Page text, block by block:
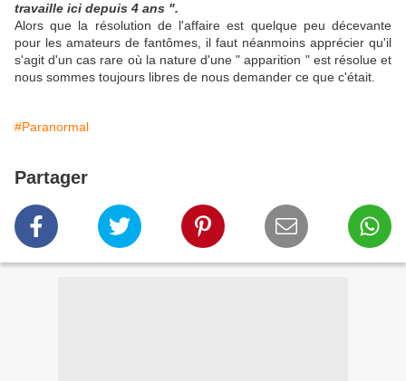
travaille ici depuis 4 ans ".
Alors que la résolution de l'affaire est quelque peu décevante
pour les amateurs de fantômes, il faut néanmoins apprécier qu'il
s'agit d'un cas rare où la nature d'une " apparition " est résolue et
nous sommes toujours libres de nous demander ce que c'était.
#Paranormal
Partager